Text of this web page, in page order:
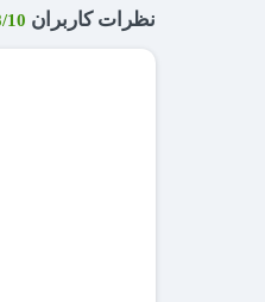
نظرات کاربران 10